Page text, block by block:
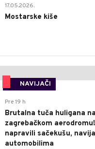
17.05.2026.
Mostarske kiše
NAVIJAČI
Pre 19 h
Brutalna tuča huligana na
zagrebačkom
napravili sačekušu,
automobilima